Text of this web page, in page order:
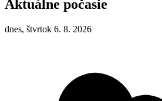
Aktuálne počasie
dnes, štvrtok 6. 8. 2026